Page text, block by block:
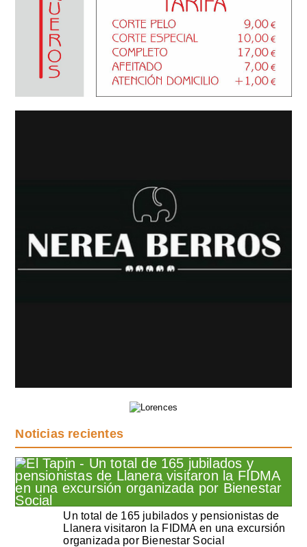
Noticias recientes
Un total de 165 jubilados y pensionistas de
Llanera visitaron la FIDMA en una excursión
organizada por Bienestar Social